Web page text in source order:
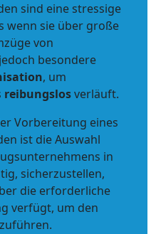
sind eine stressige
wenn sie über große
von
besondere
, um
reibungslosverläuft.
Vorbereitung eines
ist die Auswahl
in
sicherzustellen,
die erforderliche
verfügt, um den